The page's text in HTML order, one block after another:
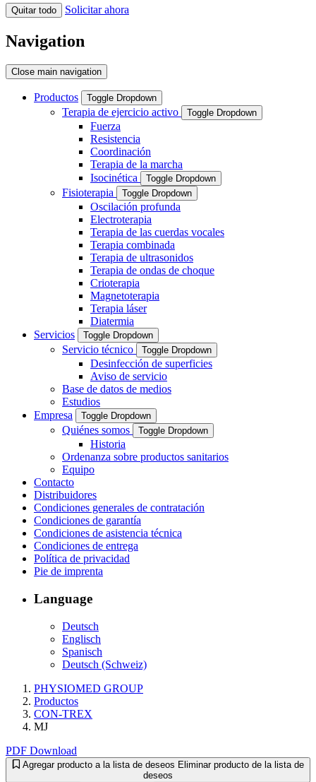
Quitar todo Solicitar ahora
Navigation
Close main navigation
Productos Toggle Dropdown
Terapia de ejercicio activo Toggle Dropdown
Fuerza
Resistencia
Coordinación
Terapia de la marcha
Isocinética
Toggle Dropdown
Fisioterapia Toggle Dropdown
Oscilación profunda
Electroterapia
Terapia de las cuerdas vocales
Terapia combinada
Terapia de ultrasonidos
Terapia de ondas de choque
Crioterapia
Magnetoterapia
Terapia láser
Diatermia
Servicios
Toggle Dropdown
Servicio técnico Toggle Dropdown
Desinfección de superficies
Aviso de servicio
Base de datos de medios
Estudios
Empresa
Toggle Dropdown
Quiénes somos Toggle Dropdown
Historia
Ordenanza sobre productos sanitarios
Equipo
Contacto
Distribuidores
Condiciones generales de contratación
Condiciones de garantía
Condiciones de asistencia técnica
Condiciones de entrega
Política de privacidad
Pie de imprenta
Language
Deutsch
Englisch
Spanisch
Deutsch (Schweiz)
PHYSIOMED GROUP
Productos
CON-TREX
MJ
PDF Download
Agregar producto a la lista de deseos Eliminar producto de la lista de
deseos